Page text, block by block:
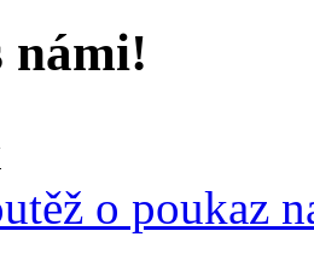
námi!
o poukaz